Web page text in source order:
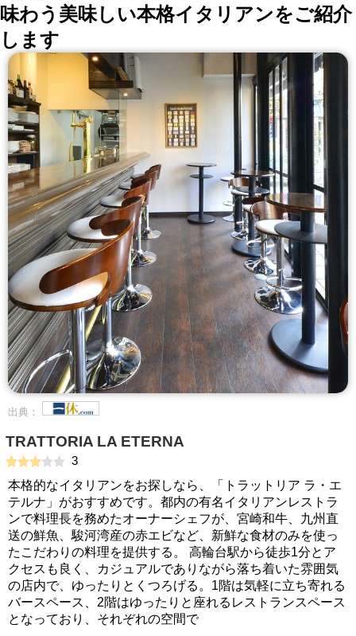
味わう美味しい本格イタリアンをご紹介
します
出典：
TRATTORIA LA ETERNA
3
本格的なイタリアンをお探しなら、「トラットリア ラ・エ
テルナ」がおすすめです。都内の有名イタリアンレストラ
ンで料理長を務めたオーナーシェフが、宮崎和牛、九州直
送の鮮魚、駿河湾産の赤エビなど、新鮮な食材のみを使っ
たこだわりの料理を提供する。 高輪台駅から徒歩1分とア
クセスも良く、カジュアルでありながら落ち着いた雰囲気
の店内で、ゆったりとくつろげる。1階は気軽に立ち寄れる
バースペース、2階はゆったりと座れるレストランスペース
となっており、それぞれの空間で